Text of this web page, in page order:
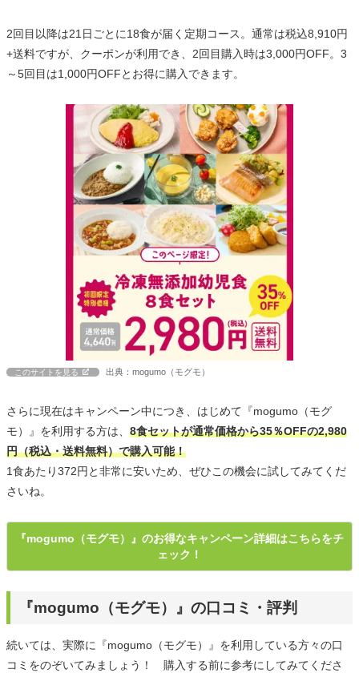
2回目以降は21日ごとに18食が届く定期コース。通常は税込8,910円
+送料ですが、クーポンが利用でき、2回目購入時は3,000円OFF。3
～5回目は1,000円OFFとお得に購入できます。
このサイトを見る 出典：mogumo（モグモ）
さらに現在はキャンペーン中につき、はじめて『mogumo（モグ
モ）』を利用する方は、 8食セットが通常価格から35％OFFの2,980
円（税込・送料無料）で購入可能！
1食あたり372円と非常に安いため、ぜひこの機会に試してみてくだ
さいね。
『mogumo（モグモ）』のお得なキャンペーン詳細はこちらをチ
ェック！
『mogumo（モグモ）』の口コミ・評判
続いては、実際に『mogumo（モグモ）』を利用している方々の口
コミをのぞいてみましょう！ 購入する前に参考にしてみてくださ